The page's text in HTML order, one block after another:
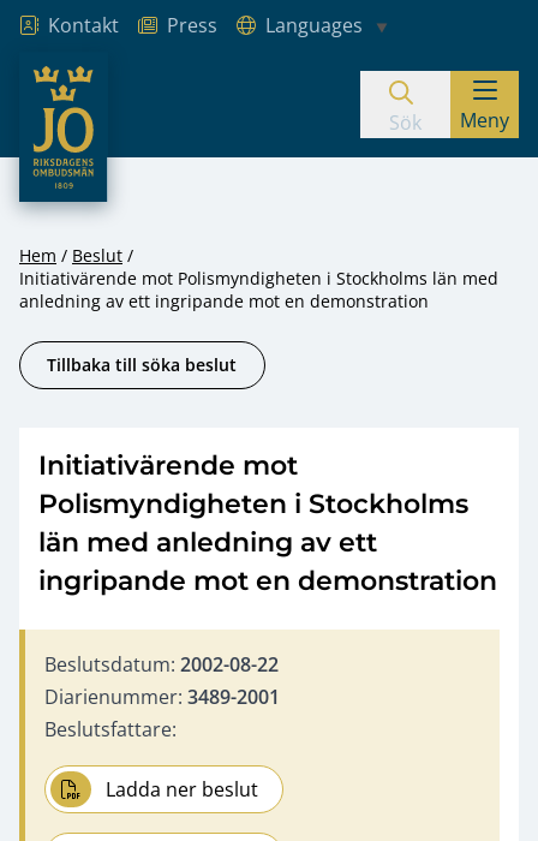
Hoppa till innehåll
Kontakt Press
Languages
JO – Riksdagens Ombudsmän
Sök Meny
Hem
Beslut
Initiativärende mot Polismyndigheten i Stockholms län med
anledning av ett ingripande mot en demonstration
Tillbaka till söka beslut
Initiativärende mot
Polismyndigheten i Stockholms
län med anledning av ett
ingripande mot en demonstration
Beslutsdatum: 2002-08-22
Diarienummer: 3489-2001
Beslutsfattare:
Ladda ner beslut